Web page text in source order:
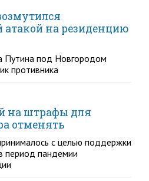
атакой на резиденцию
Путина под Новгородом
противника
на штрафы для
отменять
с целью поддержки
период пандемии